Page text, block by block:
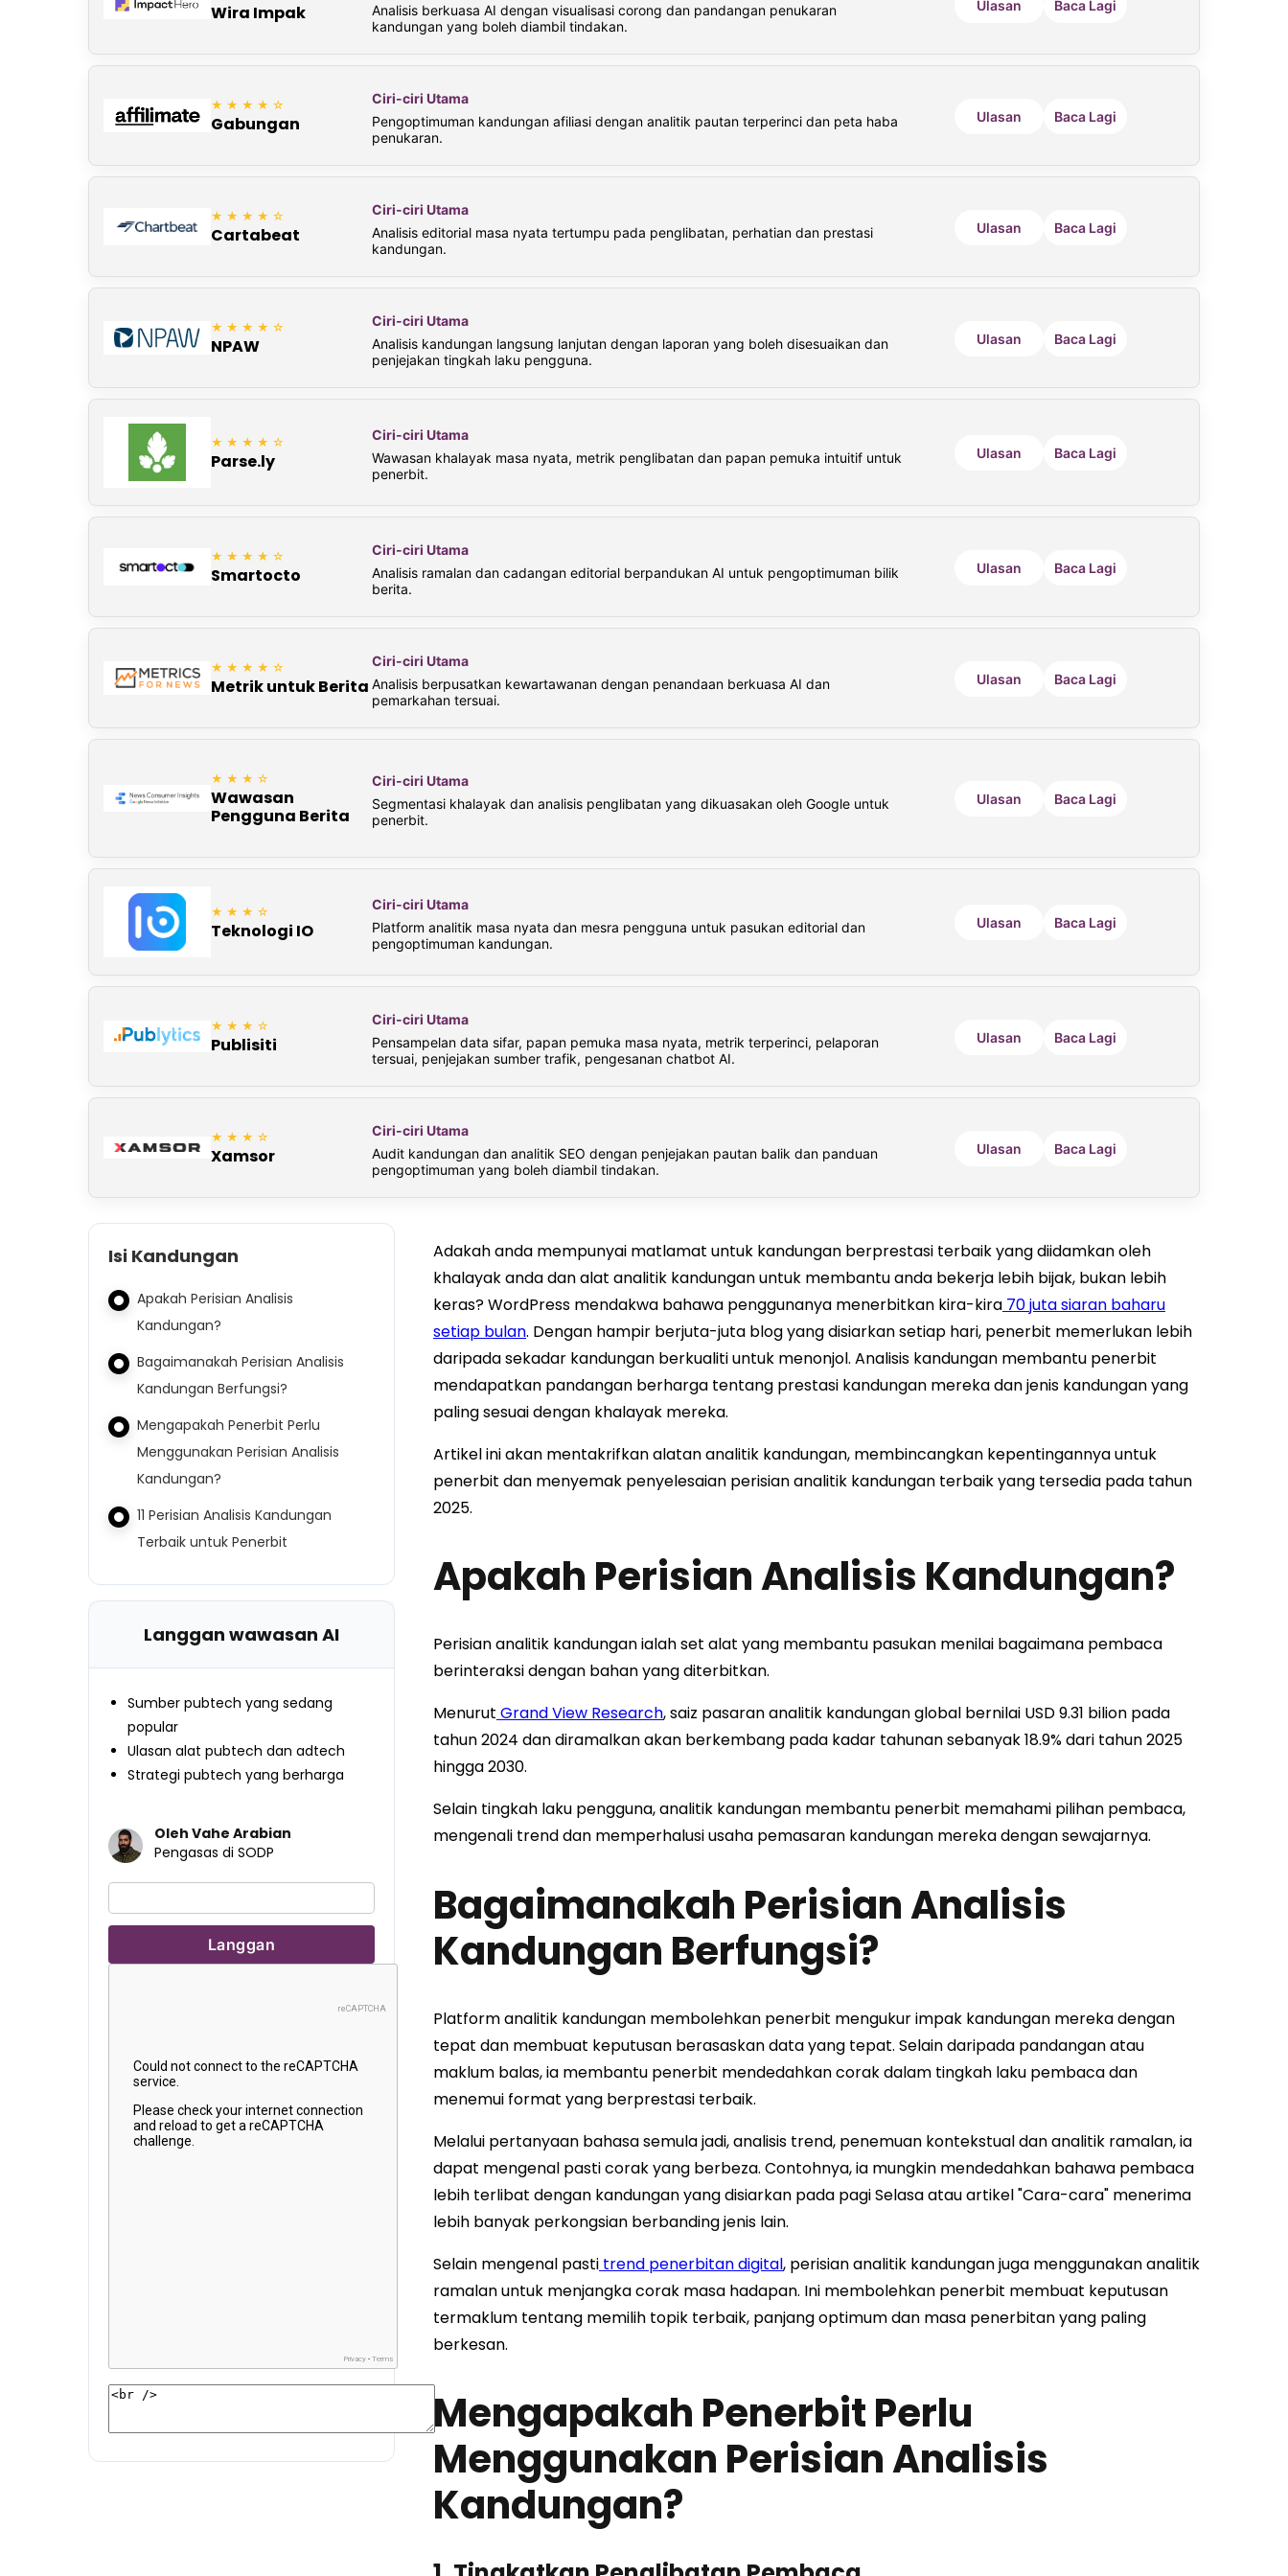
Wira Impak
Analisis berkuasa AI dengan visualisasi corong dan pandangan penukaran
kandungan yang boleh diambil tindakan.
Ulasan Baca Lagi
★★★★☆
Gabungan
Ciri-ciri Utama
Pengoptimuman kandungan afiliasi dengan analitik pautan terperinci dan peta haba
penukaran.
Ulasan Baca Lagi
★★★★☆
Cartabeat
Ciri-ciri Utama
Analisis editorial masa nyata tertumpu pada penglibatan, perhatian dan prestasi
kandungan.
Ulasan Baca Lagi
★★★★☆
NPAW
Ciri-ciri Utama
Analisis kandungan langsung lanjutan dengan laporan yang boleh disesuaikan dan
penjejakan tingkah laku pengguna.
Ulasan Baca Lagi
★★★★☆
Parse.ly
Ciri-ciri Utama
Wawasan khalayak masa nyata, metrik penglibatan dan papan pemuka intuitif untuk
penerbit.
Ulasan Baca Lagi
★★★★☆
Smartocto
Ciri-ciri Utama
Analisis ramalan dan cadangan editorial berpandukan AI untuk pengoptimuman bilik
berita.
Ulasan Baca Lagi
★★★★☆
Metrik untuk Berita
Ciri-ciri Utama
Analisis berpusatkan kewartawanan dengan penandaan berkuasa AI dan
pemarkahan tersuai.
Ulasan Baca Lagi
★★★☆
Wawasan
Pengguna Berita
Ciri-ciri Utama
Segmentasi khalayak dan analisis penglibatan yang dikuasakan oleh Google untuk
penerbit.
Ulasan Baca Lagi
★★★☆
Teknologi IO
Ciri-ciri Utama
Platform analitik masa nyata dan mesra pengguna untuk pasukan editorial dan
pengoptimuman kandungan.
Ulasan Baca Lagi
★★★☆
Publisiti
Ciri-ciri Utama
Pensampelan data sifar, papan pemuka masa nyata, metrik terperinci, pelaporan
tersuai, penjejakan sumber trafik, pengesanan chatbot AI.
Ulasan Baca Lagi
★★★☆
Xamsor
Ciri-ciri Utama
Audit kandungan dan analitik SEO dengan penjejakan pautan balik dan panduan
pengoptimuman yang boleh diambil tindakan.
Ulasan Baca Lagi
Isi Kandungan
Apakah Perisian Analisis
Kandungan?
Bagaimanakah Perisian Analisis
Kandungan Berfungsi?
Mengapakah Penerbit Perlu
Menggunakan Perisian Analisis
Kandungan?
11 Perisian Analisis Kandungan
Terbaik untuk Penerbit
Langgan wawasan AI
Sumber pubtech yang sedang
popular
Ulasan alat pubtech dan adtech
Strategi pubtech yang berharga
Oleh Vahe Arabian
Pengasas di SODP
Adakah anda mempunyai matlamat untuk kandungan berprestasi terbaik yang diidamkan oleh
khalayak anda dan alat analitik kandungan untuk membantu anda bekerja lebih bijak, bukan lebih
keras? WordPress mendakwa bahawa penggunanya menerbitkan kira-kira 70 juta siaran baharu
setiap bulan. Dengan hampir berjuta-juta blog yang disiarkan setiap hari, penerbit memerlukan lebih
daripada sekadar kandungan berkualiti untuk menonjol. Analisis kandungan membantu penerbit
mendapatkan pandangan berharga tentang prestasi kandungan mereka dan jenis kandungan yang
paling sesuai dengan khalayak mereka.
Artikel ini akan mentakrifkan alatan analitik kandungan, membincangkan kepentingannya untuk
penerbit dan menyemak penyelesaian perisian analitik kandungan terbaik yang tersedia pada tahun
2025.
Apakah Perisian Analisis Kandungan?
Perisian analitik kandungan ialah set alat yang membantu pasukan menilai bagaimana pembaca
berinteraksi dengan bahan yang diterbitkan.
Menurut Grand View Research, saiz pasaran analitik kandungan global bernilai USD 9.31 bilion pada
tahun 2024 dan diramalkan akan berkembang pada kadar tahunan sebanyak 18.9% dari tahun 2025
hingga 2030.
Selain tingkah laku pengguna, analitik kandungan membantu penerbit memahami pilihan pembaca,
mengenali trend dan memperhalusi usaha pemasaran kandungan mereka dengan sewajarnya.
Bagaimanakah Perisian Analisis
Kandungan Berfungsi?
Platform analitik kandungan membolehkan penerbit mengukur impak kandungan mereka dengan
tepat dan membuat keputusan berasaskan data yang tepat. Selain daripada pandangan atau
maklum balas, ia membantu penerbit mendedahkan corak dalam tingkah laku pembaca dan
menemui format yang berprestasi terbaik.
Melalui pertanyaan bahasa semula jadi, analisis trend, penemuan kontekstual dan analitik ramalan, ia
dapat mengenal pasti corak yang berbeza. Contohnya, ia mungkin mendedahkan bahawa pembaca
lebih terlibat dengan kandungan yang disiarkan pada pagi Selasa atau artikel "Cara-cara" menerima
lebih banyak perkongsian berbanding jenis lain.
Selain mengenal pasti trend penerbitan digital, perisian analitik kandungan juga menggunakan analitik
ramalan untuk menjangka corak masa hadapan. Ini membolehkan penerbit membuat keputusan
termaklum tentang memilih topik terbaik, panjang optimum dan masa penerbitan yang paling
berkesan.
Mengapakah Penerbit Perlu
Menggunakan Perisian Analisis
Kandungan?